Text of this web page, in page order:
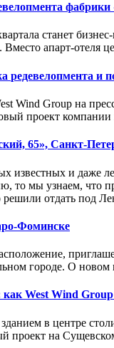
а фабрики
станет
апарт-отеля
редевелопмента и
Wind Group на
проект
65», Санкт-
известных и даже
то мы узнаем,
отдать под
Фоминске
городе. О
как West Wind
в центре
проект на